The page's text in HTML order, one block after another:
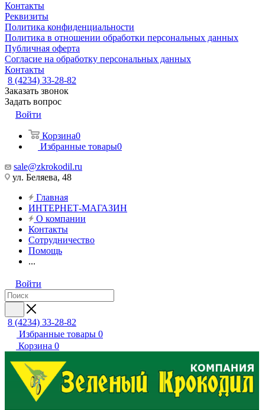
Контакты
Реквизиты
Политика конфиденциальности
Политика в отношении обработки персональных данных
Публичная оферта
Согласие на обработку персональных данных
Контакты
8 (4234) 33-28-82
Заказать звонок
Задать вопрос
Войти
Корзина0
Избранные товары0
sale@zkrokodil.ru
ул. Беляева, 48
Главная
ИНТЕРНЕТ-МАГАЗИН
О компании
Контакты
Сотрудничество
Помощь
...
Войти
8 (4234) 33-28-82
Избранные товары 0
Корзина 0